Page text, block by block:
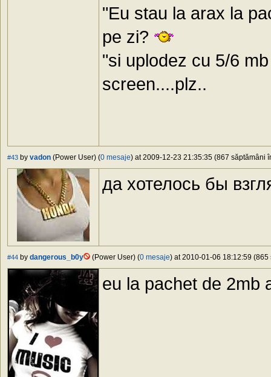
"Eu stau la arax la
pe zi?
"si uplodez cu 5/6
screen....plz..
#43 by vadon (Power User) (0 mesaje) at 2009-12-23 21:35:35 (867 săptămâni
да хотелось бы
#44 by dangerous_b0y (Power User) (0 mesaje) at 2010-01-06 18:12:59 (865
eu la pachet de 2mb